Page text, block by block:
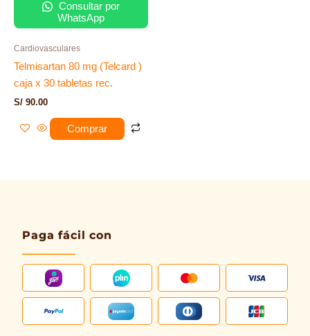
Consultar por
WhatsApp
Cardiovasculares
Telmisartan 80 mg (Telcard )
caja x 30 tabletas rec.
S/ 90.00
Comprar
Paga fácil con